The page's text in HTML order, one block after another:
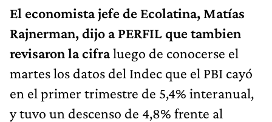
El economista jefe de Ecolatina, Matías
Rajnerman, dijo a PERFIL que tambien
revisaron la cifraluego de conocerse el
martes los datos del Indec que el PBI cayó
en el primer trimestre de 5,4% interanual,
y tuvo un descenso de 4,8% frente al